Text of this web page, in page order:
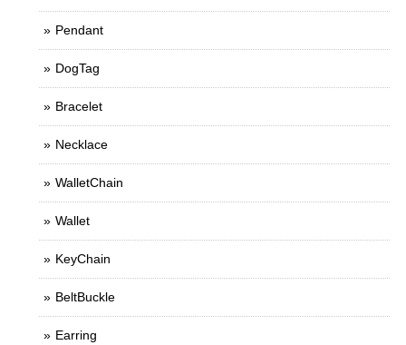
Pendant
DogTag
Bracelet
Necklace
WalletChain
Wallet
KeyChain
BeltBuckle
Earring